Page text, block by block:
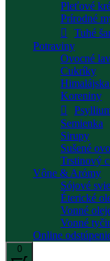
Pleťové
Prírodné
Tuhé
Potraviny
Ovocné
Cukríky
Koreniny
Semienka
Sirupy
Sušené
Trstinový
Vône & Arómy
Sójové
Éterické
Vonné
Vonné
Online
0